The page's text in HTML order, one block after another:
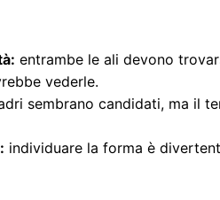
entrambe le ali devono
vederle.
sembrano candidati, ma il
individuare la forma è